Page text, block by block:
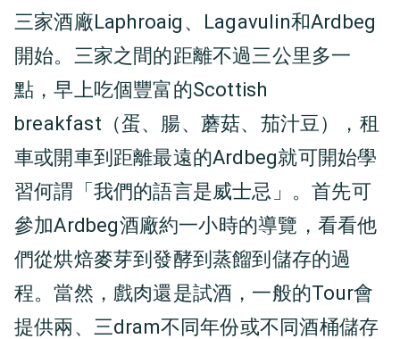
三家酒廠Laphroaig、Lagavulin和Ardbeg
開始。三家之間的距離不過三公里多一
點，早上吃個豐富的Scottish
breakfast（蛋、腸、蘑菇、茄汁豆），租
車或開車到距離最遠的Ardbeg就可開始學
習何謂「我們的語言是威士忌」。首先可
參加Ardbeg酒廠約一小時的導覽，看看他
們從烘焙麥芽到發酵到蒸餾到儲存的過
程。當然，戲肉還是試酒，一般的Tour會
提供兩、三dram不同年份或不同酒桶儲存